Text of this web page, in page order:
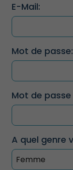
E-Mail:
Mot de passe:
Mot de
A quel genre